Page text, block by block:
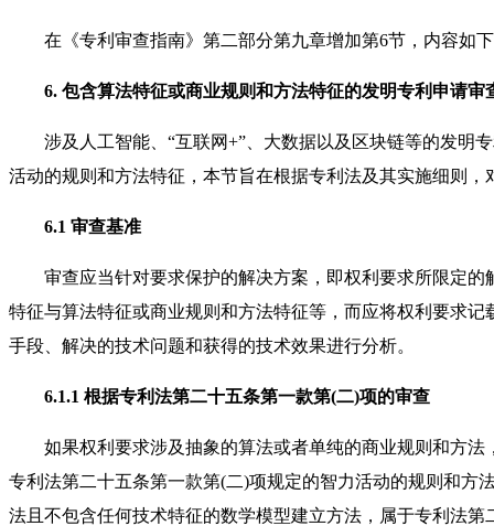
在《专利审查指南》第二部分第九章增加第6节，内容如
6. 包含算法特征或商业规则和方法特征的发明专利申请审
涉及人工智能、“互联网+”、大数据以及区块链等的发明
活动的规则和方法特征，本节旨在根据专利法及其实施细则
6.1 审查基准
审查应当针对要求保护的解决方案，即权利要求所限定的
特征与算法特征或商业规则和方法特征等，而应将权利要求
手段、解决的技术问题和获得的技术效果进行分析。
6.1.1 根据专利法第二十五条第一款第(二)项的审查
如果权利要求涉及抽象的算法或者单纯的商业规则和方法
专利法第二十五条第一款第(二)项规定的智力活动的规则和方
法且不包含任何技术特征的数学模型建立方法，属于专利法